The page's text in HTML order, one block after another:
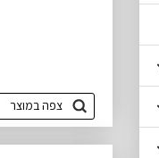
צפה במוצר